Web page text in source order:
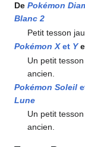
De Pokémon
Blanc 2
Petit tesson
Pokémon Xet Y
Un petit
ancien.
Pokémon Soleil
Lune
Un petit
ancien.